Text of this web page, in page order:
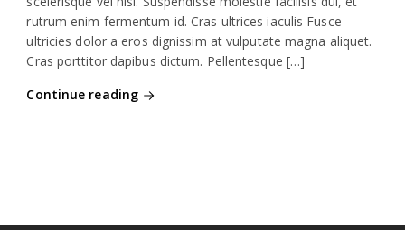
rutrum enim fermentum id. Cras ultrices iaculis Fusce
ultricies dolor a eros dignissim at vulputate magna aliquet.
Cras porttitor dapibus dictum. Pellentesque […]
Continue reading